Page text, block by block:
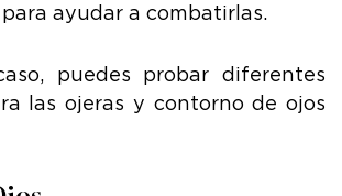
ayudar a combatirlas.
puedes probar diferentes
las ojeras y contorno de ojos